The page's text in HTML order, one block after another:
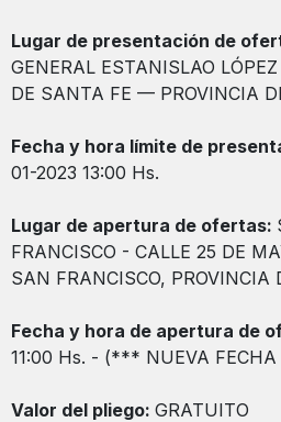
Lugar de presentación de
GENERAL ESTANISLAO
DE SANTA FE — PROVINCIA
Fecha y hora límite de
01-2023 13:00 Hs.
Lugar de apertura de ofertas:
FRANCISCO - CALLE 25 DE
SAN FRANCISCO, PROVINCIA
Fecha y hora de apertura de
11:00 Hs. - (*** NUEVA
Valor del pliego: GRATUITO